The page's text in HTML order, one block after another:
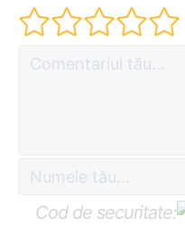
Cod de securitate: